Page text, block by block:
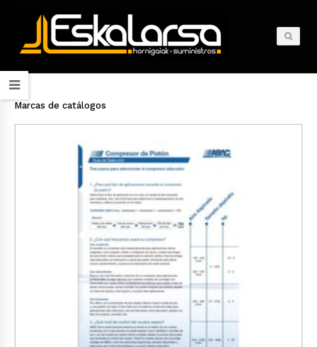
Marcas de catálogos